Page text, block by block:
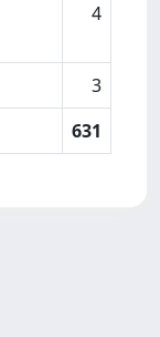
4
3
631